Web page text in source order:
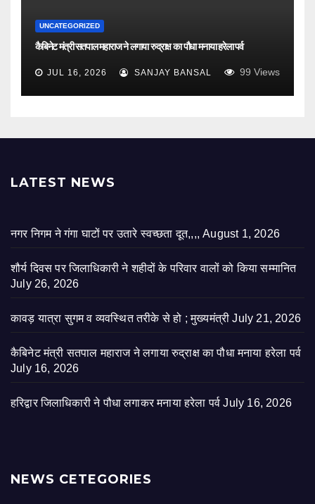
UNCATEGORIZED
कैबिनेट मंत्री सतपाल महाराज ने लगाया रुद्राक्ष का पौधा मनाया हरेला पर्व
JUL 16, 2026 SANJAY BANSAL 99 Views
LATEST NEWS
नगर निगम ने गंगा घाटों पर उतारे स्वच्छता दूत,,,, August 1, 2026
शौर्य दिवस पर जिलाधिकारी ने शहीदों के परिवार वालों को किया सम्मानित
July 26, 2026
कावड़ यात्रा सुगम व व्यवस्थित तरीके से हो ; मुख्यमंत्री July 21, 2026
कैबिनेट मंत्री सतपाल महाराज ने लगाया रुद्राक्ष का पौधा मनाया हरेला पर्व
July 16, 2026
हरिद्वार जिलाधिकारी ने पौधा लगाकर मनाया हरेला पर्व July 16, 2026
NEWS CETEGORIES